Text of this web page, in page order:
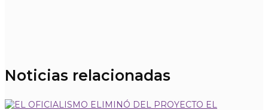
Noticias relacionadas